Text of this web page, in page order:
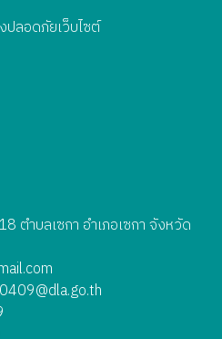
ปลอดภัยเว็บไซต์
ตำบลเซกา อำเภอเซกา จังหวัด